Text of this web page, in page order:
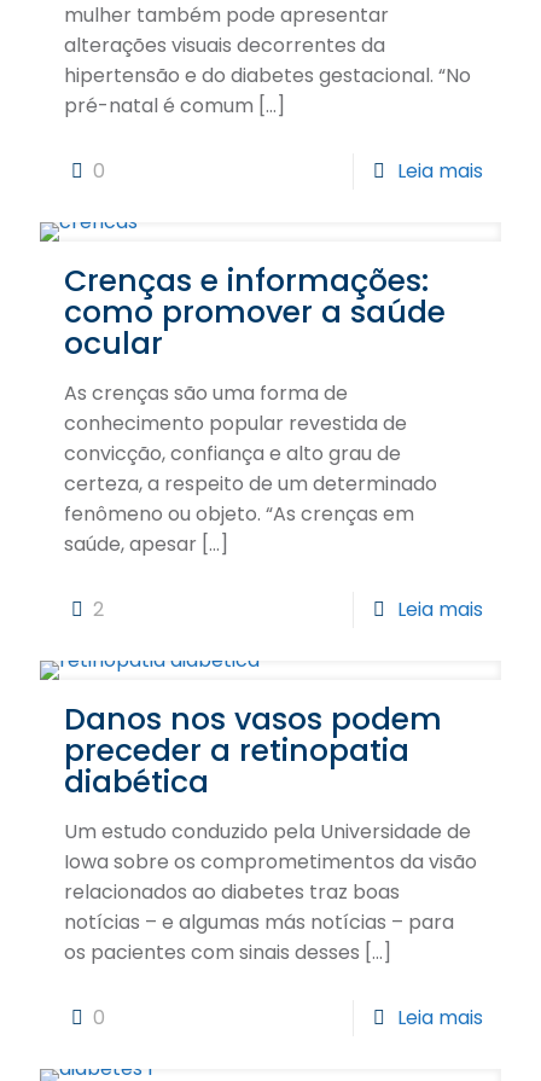
mulher também pode apresentar
alterações visuais decorrentes da
hipertensão e do diabetes gestacional. “No
pré-natal é comum […]
0 Leia mais
Crenças e informações:
como promover a saúde
ocular
As crenças são uma forma de
conhecimento popular revestida de
convicção, confiança e alto grau de
certeza, a respeito de um determinado
fenômeno ou objeto. “As crenças em
saúde, apesar […]
2 Leia mais
Danos nos vasos podem
preceder a retinopatia
diabética
Um estudo conduzido pela Universidade de
Iowa sobre os comprometimentos da visão
relacionados ao diabetes traz boas
notícias – e algumas más notícias – para
os pacientes com sinais desses […]
0 Leia mais